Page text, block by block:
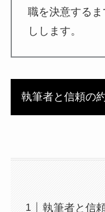
職を決意する
しします。
執筆者と信頼の
執筆者と信